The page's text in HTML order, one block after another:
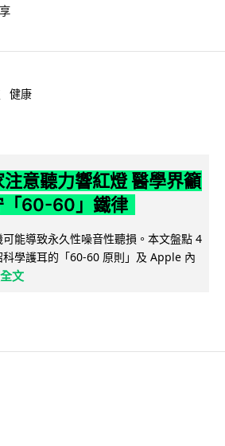
健康
意聽力響紅燈 醫學界籲
「60-60」鐵律
能導致永久性噪音性聽損。本文盤點 4
學護耳的「60-60 原則」及 Apple 內
文